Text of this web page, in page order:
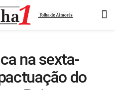
na sexta-
do